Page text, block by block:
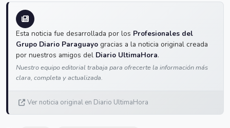
Esta noticia fue desarrollada por los Profesionales del
Grupo Diario Paraguayo gracias a la noticia original creada
por nuestros amigos del Diario UltimaHora.
Nuestro equipo editorial trabaja para ofrecerte la información más
clara, completa y actualizada.
Ver noticia original en Diario UltimaHora